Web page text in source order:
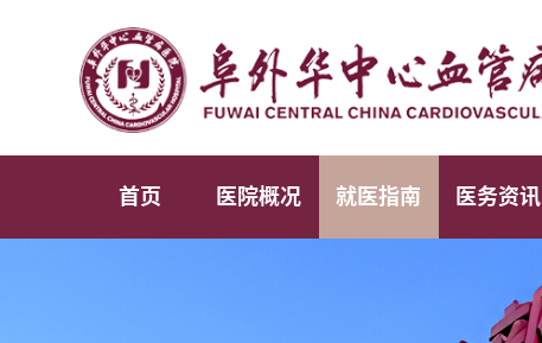
首页 医院概况 就医指南 医务资讯